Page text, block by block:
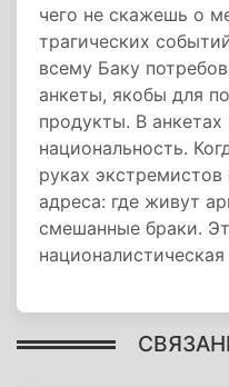
чего не скажешь о
трагических
всему Баку
анкеты, якобы для
продукты. В
национальность.
руках
адреса: где живут
смешанные браки.